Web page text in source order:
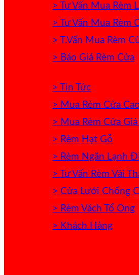
> Tư Vấn Mua Rèm
> Tư Vấn Mua Rèm
> T.Vấn Mua Rèm
> Báo Giá Rèm Cửa
> Tin Tức
> Mua Rèm Cửa
> Mua Rèm Cửa Giá
> Rèm Hạt Gỗ
> Rèm Ngăn Lạnh
> Tư Vấn Rèm Vải
> Cửa Lưới Chống
> Rèm Vách Tổ Ong
> Khách Hàng